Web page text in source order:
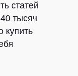
статей
тысяч
купить